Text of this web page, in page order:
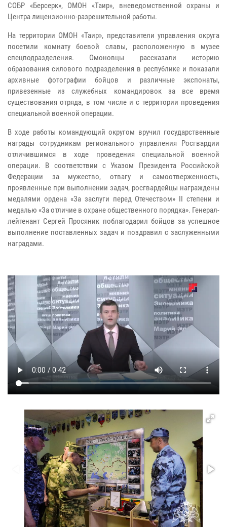
СОБР «Берсерк», ОМОН «Таир», вневедомственной охраны и
Центра лицензионно-разрешительной работы.
На территории ОМОН «Таир», представители управления округа
посетили комнату боевой славы, расположенную в музее
спецподразделения. Омоновцы рассказали историю
образования силового подразделения в республике и показали
архивные фотографии бойцов и различные экспонаты,
привезенные из служебных командировок за все время
существования отряда, в том числе и с территории проведения
специальной военной операции.
В ходе работы командующий округом вручил государственные
награды сотрудникам регионального управления Росгвардии
отличившимся в ходе проведения специальной военной
операции. В соответствии с Указом Президента Российской
Федерации за мужество, отвагу и самоотверженность,
проявленные при выполнении задач, росгвардейцы награждены
медалями ордена «За заслуги перед Отечеством» II степени и
медалью «За отличие в охране общественного порядка». Генерал-
лейтенант Сергей Просяник поблагодарил бойцов за успешное
выполнение поставленных задач и поздравил с заслуженными
наградами.